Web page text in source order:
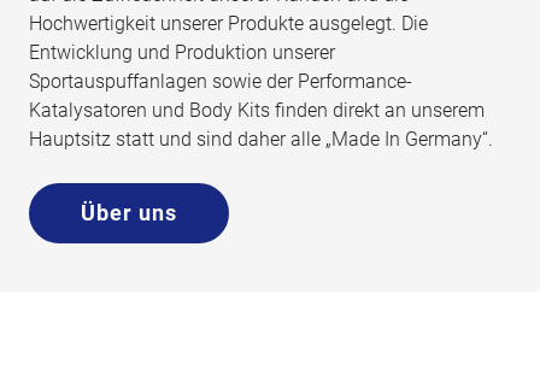
Hochwertigkeit unserer Produkte ausgelegt. Die
Entwicklung und Produktion unserer
Sportauspuffanlagen sowie der Performance-
Katalysatoren und Body Kits finden direkt an unserem
Hauptsitz statt und sind daher alle „Made In Germany“.
Über uns